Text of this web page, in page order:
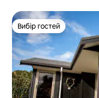
Вибір гостей
Вибір гостей